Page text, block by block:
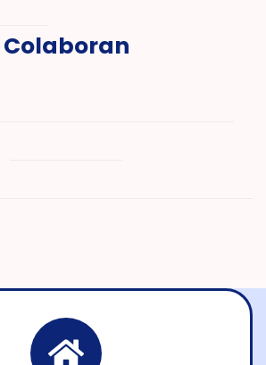
Colaboran